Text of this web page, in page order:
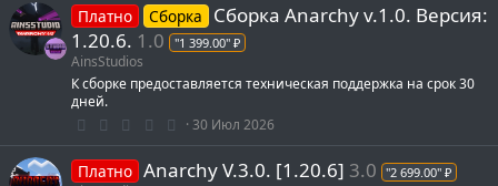
7
з
в
з
д
Платно Сборка
Сборка Anarchy v.1.0. Версия:
1.20.6. 1.0 "1 399.00" ₽
AinsStudios
К сборке предоставляется техническая поддержка на срок 30
дней.
0
0
30 Июл 2026
Платно Anarchy V.3.0. [1.20.6] 3.0 "2 699.00" ₽